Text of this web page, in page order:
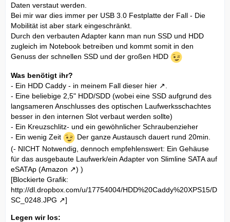
Daten verstaut werden.
Bei mir war dies immer per USB 3.0 Festplatte der Fall - Die
Mobilität ist aber stark eingeschränkt.
Durch den verbauten Adapter kann man nun SSD und HDD
zugleich im Notebook betreiben und kommt somit in den
Genuss der schnellen SSD und der großen HDD
Was benötigt ihr?
- Ein HDD Caddy - in meinem Fall dieser hier
- Eine beliebige 2,5" HDD/SDD (wobei eine SSD aufgrund des
langsameren Anschlusses des optischen Laufwerksschachtes
besser in den internen Slot verbaut werden sollte)
- Ein Kreuzschlitz- und ein gewöhnlicher Schraubenzieher
- Ein wenig Zeit
Der ganze Austausch dauert rund 20min.
(- NICHT Notwendig, dennoch empfehlenswert: Ein Gehäuse
für das ausgebaute Laufwerk/ein Adapter von Slimline SATA auf
eSATAp (Amazon
) )
[Blockierte Grafik:
http://dl.dropbox.com/u/17754004/HDD%20Caddy%20XPS15/D
SC_0248.JPG
]
Legen wir los: